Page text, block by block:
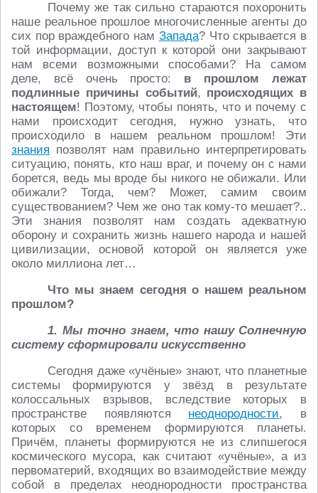
Почему же так сильно стараются похоронить
наше реальное прошлое многочисленные агенты до
сих пор враждебного нам Запада? Что скрывается в
той информации, доступ к которой они закрывают
нам всеми возможными способами? На самом
деле, всё очень просто: в прошлом лежат
подлинные причины событий, происходящих в
настоящем! Поэтому, чтобы понять, что и почему с
нами происходит сегодня, нужно узнать, что
происходило в нашем реальном прошлом! Эти
знания позволят нам правильно интерпретировать
ситуацию, понять, кто наш враг, и почему он с нами
борется, ведь мы вроде бы никого не обижали. Или
обижали? Тогда, чем? Может, самим своим
существованием? Чем же оно так кому-то мешает?..
Эти знания позволят нам создать адекватную
оборону и сохранить жизнь нашего народа и нашей
цивилизации, основой которой он является уже
около миллиона лет…
Что мы знаем сегодня о нашем реальном
прошлом?
1. Мы точно знаем, что нашу Солнечную
систему сформировали искусственно
Сегодня даже «учёные» знают, что планетные
системы формируются у звёзд в результате
колоссальных взрывов, вследствие которых в
пространстве появляются неоднородности, в
которых со временем формируются планеты.
Причём, планеты формируются не из слипшегося
космического мусора, как считают «учёные», а из
первоматерий, входящих во взаимодействие между
собой в пределах неоднородности пространства